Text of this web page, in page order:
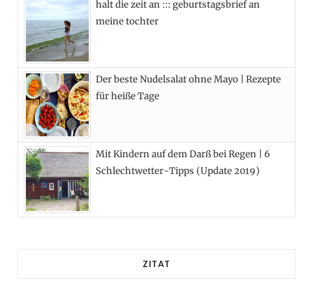
halt die zeit an ::: geburtstagsbrief an
meine tochter
Der beste Nudelsalat ohne Mayo | Rezepte
für heiße Tage
Mit Kindern auf dem Darß bei Regen | 6
Schlechtwetter-Tipps (Update 2019)
ZITAT